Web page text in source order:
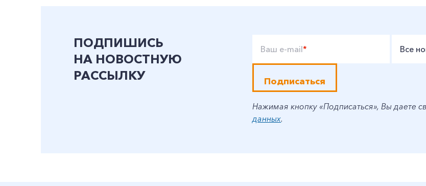
ПОДПИШИСЬ
НА НОВОСТНУЮ
РАССЫЛКУ
Ваш e-mail* Все
Подписаться
Нажимая кнопку «Подписаться», Вы даете
данных.